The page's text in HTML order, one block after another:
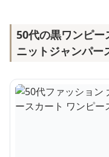
50代の黒ワンピ
ニットジャンパー